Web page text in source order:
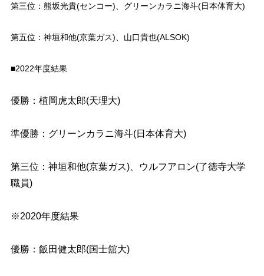
第三位：熊坂光貴(センコー)、グリーンカラニ海斗(日本体育大)
第五位：神垣和他(京葉ガス)、山口貴也(ALSOK)
■2022年度結果
優勝：植岡虎太郎(天理大)
準優勝：グリーンカラニ海斗(日本体育大)
第三位： 神垣和他(京葉ガス)、
ウルフアロン(了徳寺大学
職員)
※2020年度結果
優勝：飯田健太郎(国士舘大)